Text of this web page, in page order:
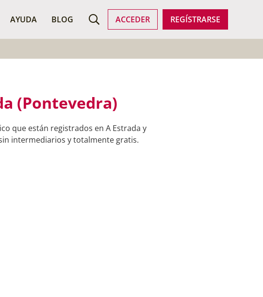
AYUDA BLOG ACCEDER REGÍSTRARSE
BUSCAR PROFESIONALES
(Pontevedra)
que están registrados en A Estrada y
intermediarios y totalmente gratis.